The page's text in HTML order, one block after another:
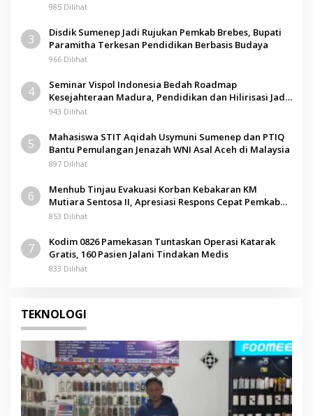
985 Dilihat
3
Disdik Sumenep Jadi Rujukan Pemkab Brebes, Bupati
Paramitha Terkesan Pendidikan Berbasis Budaya
966 Dilihat
4
Seminar Vispol Indonesia Bedah Roadmap
Kesejahteraan Madura, Pendidikan dan Hilirisasi Jadi
Kunci
943 Dilihat
5
Mahasiswa STIT Aqidah Usymuni Sumenep dan PTIQ
Bantu Pemulangan Jenazah WNI Asal Aceh di Malaysia
897 Dilihat
6
Menhub Tinjau Evakuasi Korban Kebakaran KM
Mutiara Sentosa II, Apresiasi Respons Cepat Pemkab
Sumenep
853 Dilihat
7
Kodim 0826 Pamekasan Tuntaskan Operasi Katarak
Gratis, 160 Pasien Jalani Tindakan Medis
833 Dilihat
TEKNOLOGI